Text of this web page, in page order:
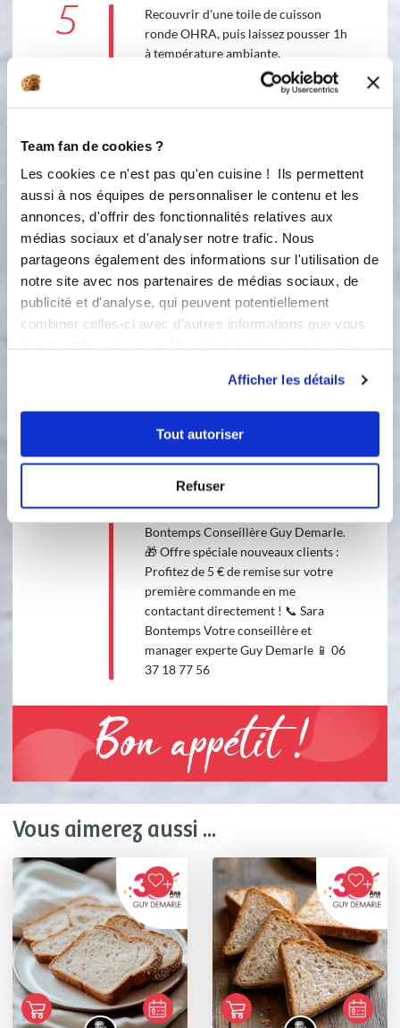
Team fan de cookies ?
Les cookies ce n'est pas qu'en cuisine ! Ils permettent
aussi à nos équipes de personnaliser le contenu et les
annonces, d'offrir des fonctionnalités relatives aux
médias sociaux et d'analyser notre trafic. Nous
partageons également des informations sur l'utilisation de
notre site avec nos partenaires de médias sociaux, de
publicité et d'analyse, qui peuvent potentiellement
combiner celles-ci avec d'autres informations que vous
Afficher les détails
Tout autoriser
Refuser
5
Recouvrir d'une toile de cuisson
ronde OHRA, puis laissez pousser 1h
à température ambiante.
Faire cuire 30 minutes à 200°C, avec
plaque aluminium perforée par-
un dessus bien plat.
7
Abaisser la température du four à
180°C et poursuivre la cuisson 20
minutes supplémentaires, toujours à
couvert.
8
A la sortie du four, laisser reposer
9
Laisser complètement refroidir avant
de trancher.
10
Retrouvez encore plus de recettes
gourmandes sur ma page Sara
Bontemps Conseillère Guy Demarle.
🎁 Offre spéciale nouveaux clients :
Profitez de 5 € de remise sur votre
première commande en me
contactant directement ! 📞 Sara
Bontemps Votre conseillère et
manager experte Guy Demarle 📱 06
37 18 77 56
Bon appétit !
Vous aimerez aussi ...